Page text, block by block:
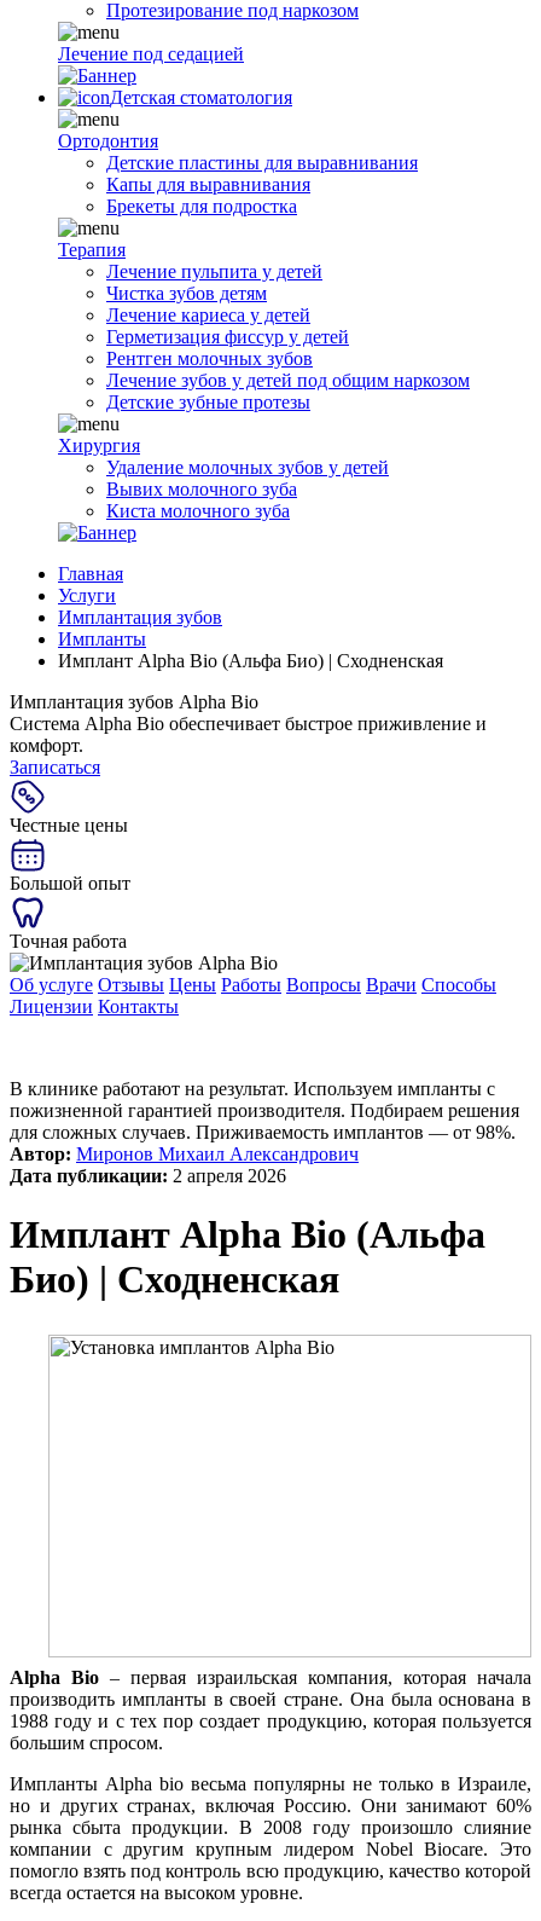
Протезирование под наркозом
Лечение под седацией
Детская стоматология
Ортодонтия
Детские пластины для выравнивания
Капы для выравнивания
Брекеты для подростка
Терапия
Лечение пульпита у детей
Чистка зубов детям
Лечение кариеса у детей
Герметизация фиссур у детей
Рентген молочных зубов
Лечение зубов у детей под общим наркозом
Детские зубные протезы
Хирургия
Удаление молочных зубов у детей
Вывих молочного зуба
Киста молочного зуба
Главная
Услуги
Имплантация зубов
Импланты
Имплант Alpha Bio (Альфа Био) | Сходненская
Имплантация зубов Alpha Bio
Система Alpha Bio обеспечивает быстрое приживление и
комфорт.
Записаться
Честные цены
Большой опыт
Точная работа
Об услуге Отзывы Цены Работы Вопросы Врачи Способы
Лицензии Контакты
В клинике работают на результат. Используем импланты с
пожизненной гарантией производителя. Подбираем решения
для сложных случаев. Приживаемость имплантов — от 98%.
Автор: Миронов Михаил Александрович
Дата публикации: 2 апреля 2026
Имплант Alpha Bio (Альфа
Био) | Сходненская
Alpha Bio – первая израильская компания, которая начала
производить импланты в своей стране. Она была основана в
1988 году и с тех пор создает продукцию, которая пользуется
большим спросом.
Импланты Alpha bio весьма популярны не только в Израиле,
но и других странах, включая Россию. Они занимают 60%
рынка сбыта продукции. В 2008 году произошло слияние
компании с другим крупным лидером Nobel Biocare. Это
помогло взять под контроль всю продукцию, качество которой
всегда остается на высоком уровне.